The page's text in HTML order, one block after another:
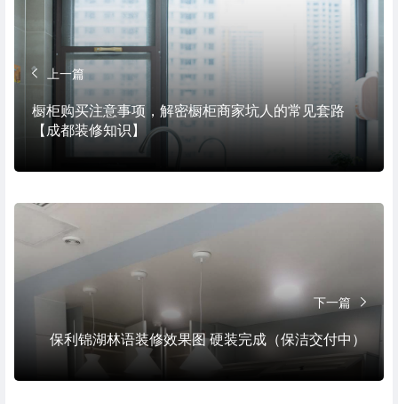
上一篇
橱柜购买注意事项，解密橱柜商家坑人的常见套路
【成都装修知识】
下一篇
保利锦湖林语装修效果图 硬装完成（保洁交付中）